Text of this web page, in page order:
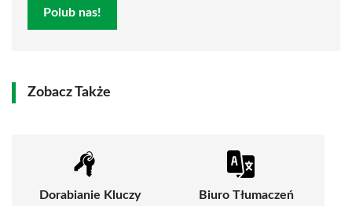
Polub nas!
Zobacz Także
Dorabianie Kluczy
Biuro Tłumaczeń